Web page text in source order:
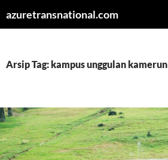
azuretransnational.com
Arsip Tag: kampus unggulan kamerun